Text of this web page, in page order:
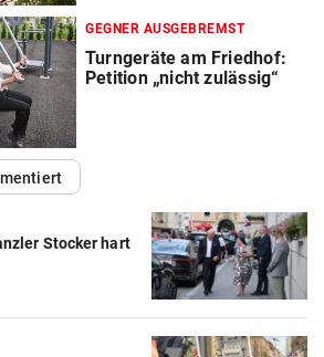
GEGNER AUSGEBREMST
Turngeräte am Friedhof:
Petition „nicht zulässig“
Stocker hart